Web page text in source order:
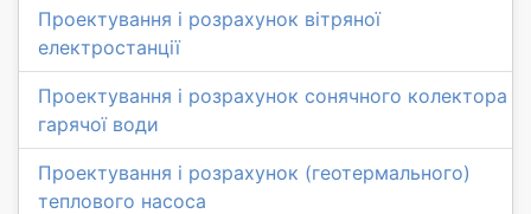
Проектування і розрахунок вітряної
електростанції
Проектування і розрахунок сонячного колектора
гарячої води
Проектування і розрахунок (геотермального)
теплового насоса